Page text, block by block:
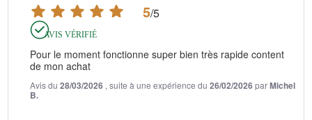
5/5
AVIS VÉRIFIÉ
Pour le moment fonctionne super bien très rapide content
de mon achat
Avis du 28/03/2026 , suite à une expérience du 26/02/2026 parMichel
B.